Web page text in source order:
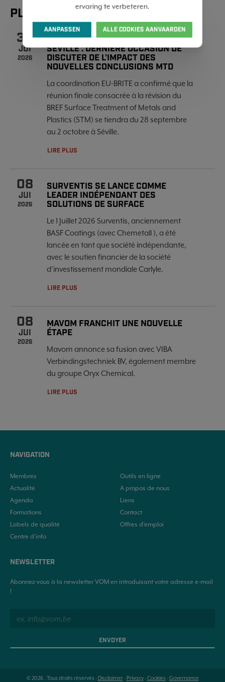
PLUS DE NOUVELLES
30
JUI
2026
RÉUNION FINALE DU BREF STM À
SÉVILLE : DERNIÈRE OCCASION DE
DISCUTER DE L'IMPACT DES
NOUVELLES CONCLUSIONS MTD
La coordination EU-BRITE a confirmé que la
réunion finale consacrée à la révision du
BREF Surface Treatment of Metals and
Plastics (STM) se tiendra du 28 septembre
au 2 octobre à Séville.
LIRE PLUS
08
JUI
2026
SURVENTIS SE LANCE COMME
LEADER INDÉPENDANT DES
SOLUTIONS DE SURFACE
Le 1 Juillet 2026 Surventis, anciennement
BASF Coatings (avec Chemetall ), a été
lancée en tant que société indépendante,
avec le soutien financier de la société
d’investissement mondiale Carlyle.
LIRE PLUS
08
JUI
2026
MAVOM FRANCHIT UNE NOUVELLE
ÉTAPE
Mavom annonce sa fusion avec VIBA
Verbindingstechniek BV, également membre
du groupe Oryx Chemical.
LIRE PLUS
NAVIGATION
Membres
Actualité
Agenda
Formations
Labels de qualité
Centre d’info
Outils en ligne
A propos de nous
Liens
Contact
Offres d'emploi
NEWSLETTER
Abonnez-vous à la newsletter VOM en introduisant votre adresse e-mail
!
ENVOYER
© 2026 . Tous droits réservés -Disclaimer-Privacy-Cookies-Governance
ervaring te verbeteren.
AANPASSEN ALLE COOKIES AANVAARDEN